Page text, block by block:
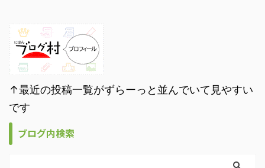
↑最近の投稿一覧がずらーっと並んでいて見やすい
です
ブログ内検索